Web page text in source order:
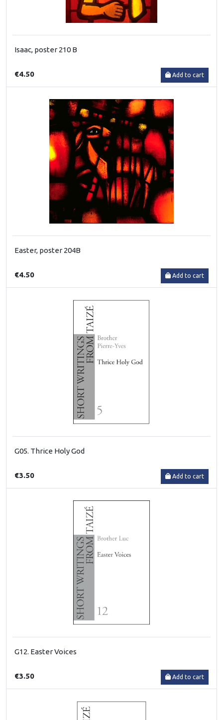
Isaac, poster 210 B
€4.50 Add to cart
Easter, poster 204B
€4.50 Add to cart
G05. Thrice Holy God
€3.50 Add to cart
G12. Easter Voices
€3.50 Add to cart